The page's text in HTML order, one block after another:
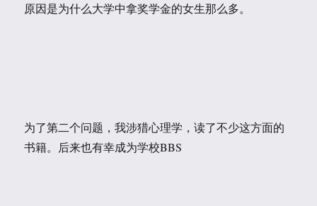
原因是为什么大学中拿奖学金的女生那么多。
为了第二个问题，我涉猎心理学，读了不少这方面的
书籍。后来也有幸成为学校BBS